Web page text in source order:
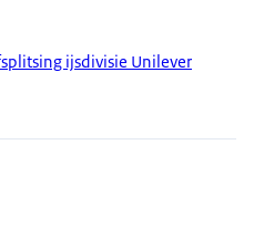
ijsdivisie Unilever